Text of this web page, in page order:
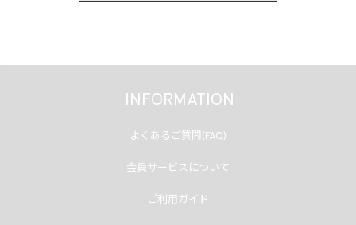
INFORMATION
よくあるご質問(FAQ)
会員サービスについて
ご利用ガイド